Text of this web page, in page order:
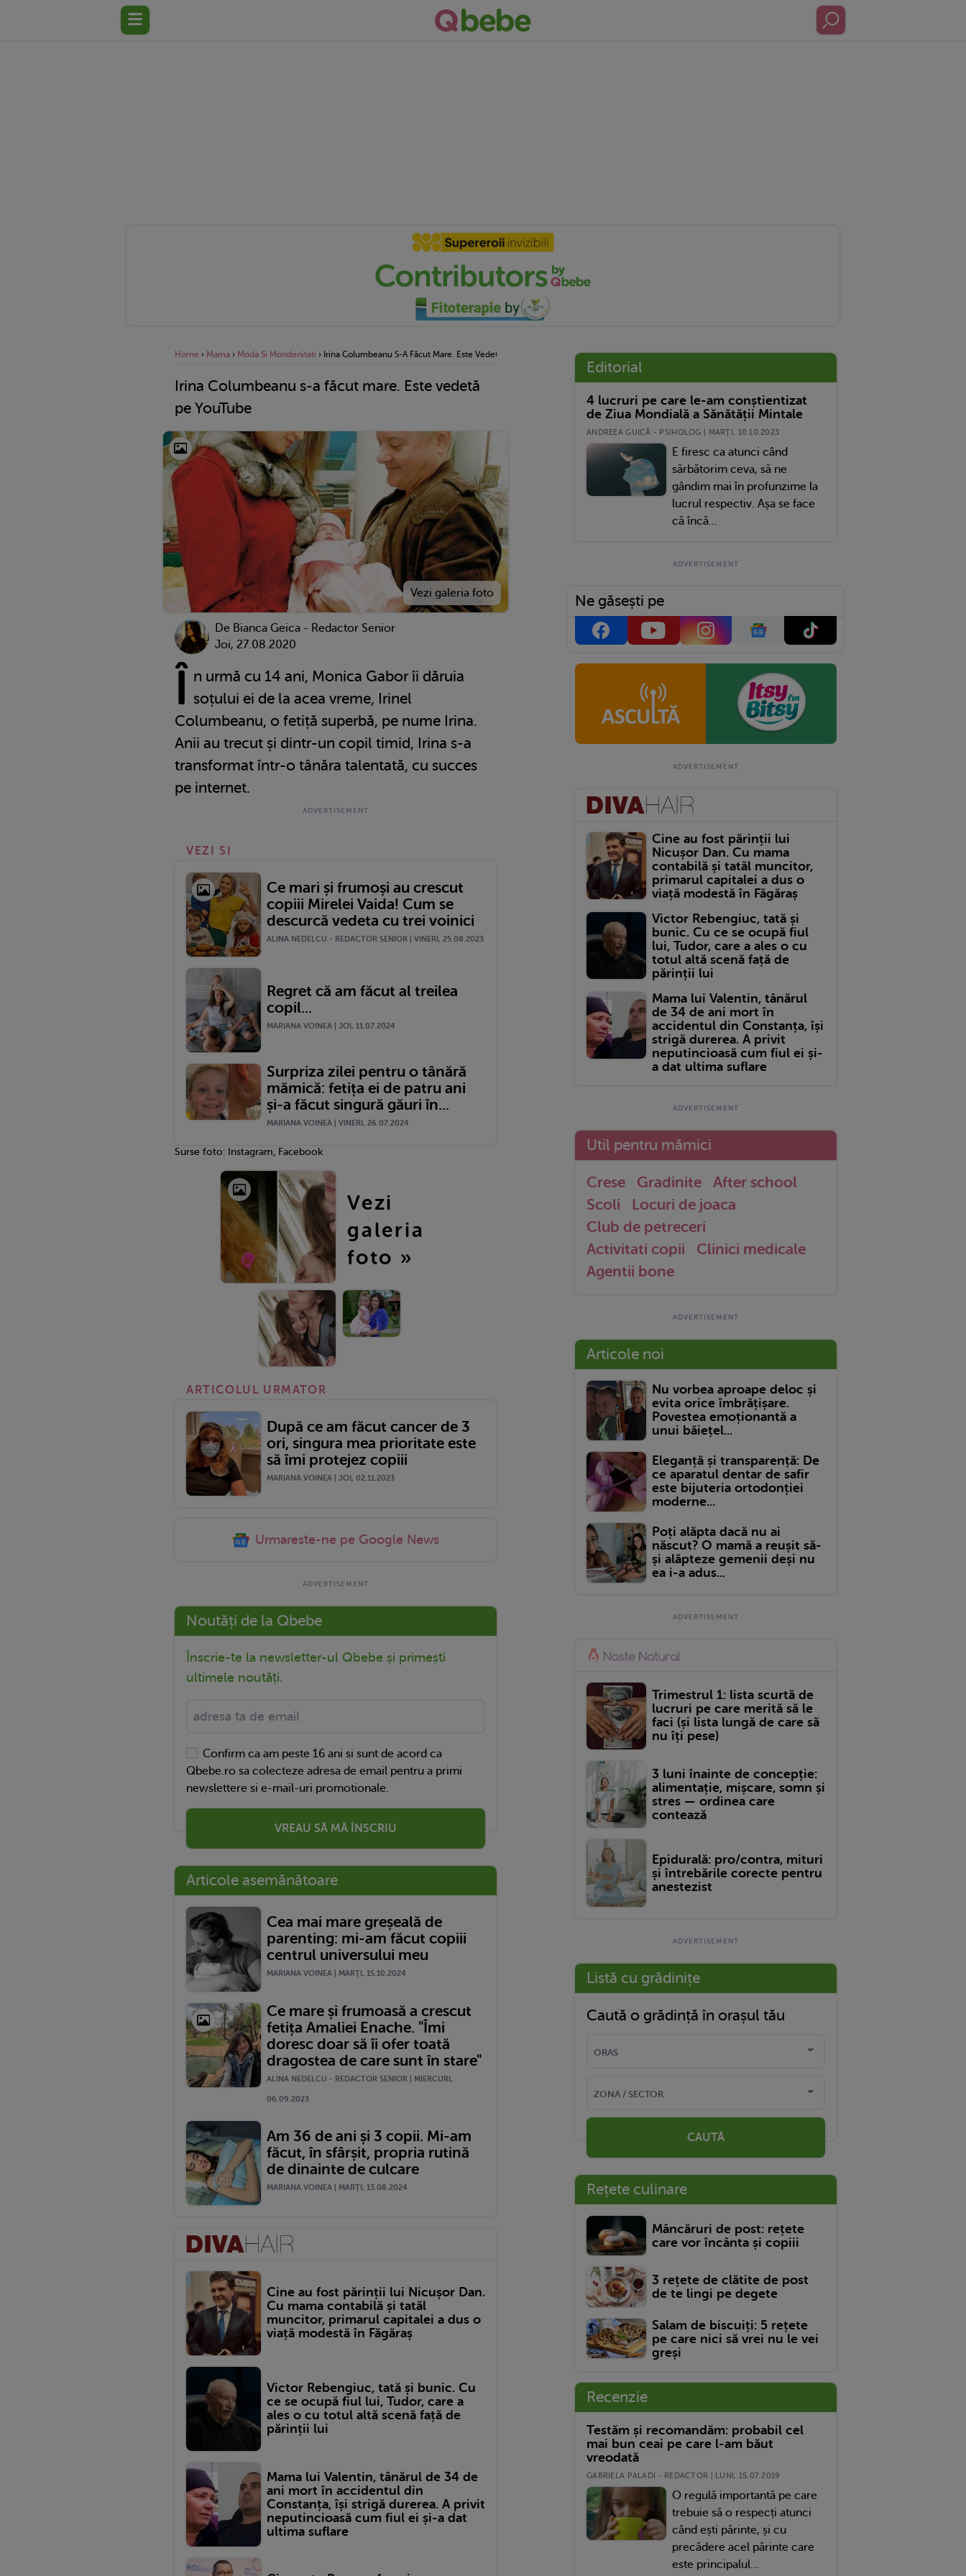
Home › Mama › Moda Si Mondenitati › Irina Columbeanu S-A Făcut Mare. Este Vedetă Pe YouTube
Irina Columbeanu s-a făcut mare. Este vedetă
pe YouTube
De Bianca Geica - Redactor Senior
Joi, 27.08.2020
Î n urmă cu 14 ani, Monica Gabor îi dăruia
soțului ei de la acea vreme, Irinel
Columbeanu, o fetiță superbă, pe nume Irina.
Anii au trecut și dintr-un copil timid, Irina s-a
transformat într-o tânăra talentată, cu succes
pe internet.
VEZI SI
Ce mari și frumoși au crescut
copiii Mirelei Vaida! Cum se
descurcă vedeta cu trei voinici
ALINA NEDELCU - REDACTOR SENIOR | VINERI, 25.08.2023
Regret că am făcut al treilea
copil...
MARIANA VOINEA | JOI, 11.07.2024
Surpriza zilei pentru o tânără
mămică: fetița ei de patru ani
și-a făcut singură găuri în...
MARIANA VOINEA | VINERI, 26.07.2024
Surse foto: Instagram, Facebook
Vezi
galeria
foto »
ARTICOLUL URMATOR
După ce am făcut cancer de 3
ori, singura mea prioritate este
să îmi protejez copiii
MARIANA VOINEA | JOI, 02.11.2023
Urmareste-ne pe Google News
Noutăți de la Qbebe
Înscrie-te la newsletter-ul Qbebe și primești
ultimele noutăți.
Confirm ca am peste 16 ani si sunt de acord ca
Qbebe.ro sa colecteze adresa de email pentru a primi
newslettere si e-mail-uri promotionale.
VREAU SĂ MĂ ÎNSCRIU
Articole asemănătoare
Cea mai mare greșeală de
parenting: mi-am făcut copiii
centrul universului meu
MARIANA VOINEA | MARŢI, 15.10.2024
Ce mare și frumoasă a crescut
fetița Amaliei Enache. "Îmi
doresc doar să îi ofer toată
dragostea de care sunt în stare"
ALINA NEDELCU - REDACTOR SENIOR | MIERCURI,
06.09.2023
Am 36 de ani și 3 copii. Mi-am
făcut, în sfârșit, propria rutină
de dinainte de culcare
MARIANA VOINEA | MARŢI, 13.08.2024
Cine au fost părinții lui Nicușor Dan.
Cu mama contabilă și tatăl
muncitor, primarul capitalei a dus o
viață modestă în Făgăraș
Victor Rebengiuc, tată și bunic. Cu
ce se ocupă fiul lui, Tudor, care a
ales o cu totul altă scenă față de
părinții lui
Mama lui Valentin, tânărul de 34 de
ani mort în accidentul din
Constanța, își strigă durerea. A privit
neputincioasă cum fiul ei și-a dat
ultima suflare
Editorial
4 lucruri pe care le-am conștientizat
de Ziua Mondială a Sănătății Mintale
ANDREEA GUICĂ - PSIHOLOG | MARŢI, 10.10.2023
E firesc ca atunci când
sărbătorim ceva, să ne
gândim mai în profunzime la
lucrul respectiv. Așa se face
că încă...
Ne găsești pe
Cine au fost părinții lui
Nicușor Dan. Cu mama
contabilă și tatăl muncitor,
primarul capitalei a dus o
viață modestă în Făgăraș
Victor Rebengiuc, tată și
bunic. Cu ce se ocupă fiul
lui, Tudor, care a ales o cu
totul altă scenă față de
părinții lui
Mama lui Valentin, tânărul
de 34 de ani mort în
accidentul din Constanța, își
strigă durerea. A privit
neputincioasă cum fiul ei și-
a dat ultima suflare
Util pentru mămici
Crese Gradinite
After school
Scoli
Locuri de joaca
Club de petreceri
Activitati copii
Clinici medicale
Agentii bone
Articole noi
Nu vorbea aproape deloc și
evita orice îmbrățișare.
Povestea emoționantă a
unui băiețel...
Eleganță și transparență: De
ce aparatul dentar de safir
este bijuteria ortodonției
moderne...
Poți alăpta dacă nu ai
născut? O mamă a reușit să-
și alăpteze gemenii deși nu
ea i-a adus...
Trimestrul 1: lista scurtă de
lucruri pe care merită să le
faci (și lista lungă de care să
nu îți pese)
3 luni înainte de concepție:
alimentație, mișcare, somn și
stres — ordinea care
contează
Epidurală: pro/contra, mituri
și întrebările corecte pentru
anestezist
Listă cu grădinițe
Caută o grădință în orașul tău
CAUTĂ
Rețete culinare
Mâncăruri de post: rețete
care vor încânta și copiii
3 rețete de clătite de post
de te lingi pe degete
Salam de biscuiți: 5 rețete
pe care nici să vrei nu le vei
greși
Recenzie
Testăm și recomandăm: probabil cel
mai bun ceai pe care l-am băut
vreodată
GABRIELA PALADI - REDACTOR | LUNI, 15.07.2019
O regulă importantă pe care
trebuie să o respecți atunci
când ești părinte, și cu
precădere acel părinte care
este principalul...